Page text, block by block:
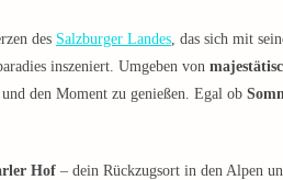
des Salzburger Landes , das sich mit
inszeniert. Umgeben von
den Moment zu genießen. Egal ob
Hof – dein Rückzugsort in den Alpen